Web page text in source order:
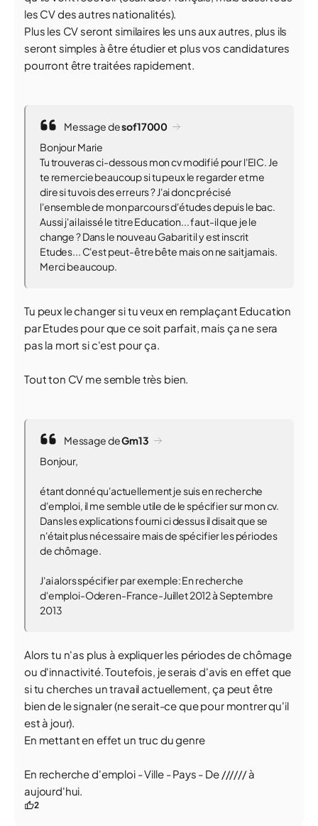
les CV des autres nationalités).
Plus les CV seront similaires les uns aux autres, plus ils
seront simples à être étudier et plus vos candidatures
pourront être traitées rapidement.
Message desof17000
Bonjour Marie
Tu trouveras ci-dessous mon cv modifié pour l'EIC. Je
te remercie beaucoup si tu peux le regarder et me
dire si tu vois des erreurs ? J'ai donc précisé
l'ensemble de mon parcours d'études depuis le bac.
Aussi j'ai laissé le titre Education... faut-il que je le
change ? Dans le nouveau Gabarit il y est inscrit
Etudes... C'est peut-être bête mais on ne sait jamais.
Merci beaucoup.
Tu peux le changer si tu veux en remplaçant Education
par Etudes pour que ce soit parfait, mais ça ne sera
pas la mort si c'est pour ça.
Tout ton CV me semble très bien.
Message deGm13
Bonjour,
étant donné qu'actuellement je suis en recherche
d'emploi, il me semble utile de le spécifier sur mon cv.
Dans les explications fourni ci dessus il disait que se
n'était plus nécessaire mais de spécifier les périodes
de chômage.
J'ai alors spécifier par exemple: En recherche
d'emploi-Oderen-France-Juillet 2012 à Septembre
2013
Alors tu n'as plus à expliquer les périodes de chômage
ou d'innactivité. Toutefois, je serais d'avis en effet que
si tu cherches un travail actuellement, ça peut être
bien de le signaler (ne serait-ce que pour montrer qu'il
est à jour).
En mettant en effet un truc du genre
En recherche d'emploi - Ville - Pays - De ////// à
aujourd'hui.
2